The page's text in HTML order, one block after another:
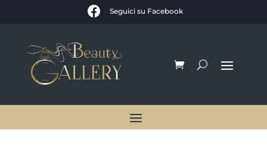
 Seguici su Facebook